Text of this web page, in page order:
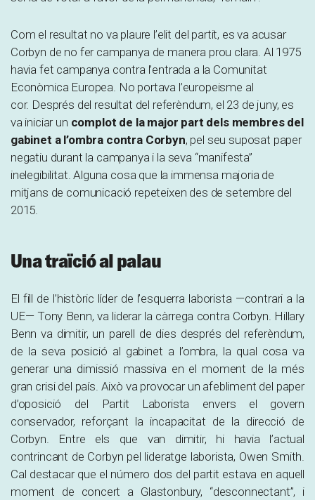
Com el resultat no va plaure l’elit del partit, es va acusar
Corbyn de no fer campanya de manera prou clara. Al 1975
havia fet campanya contra l’entrada a la Comunitat
Econòmica Europea. No portava l’europeisme al
cor. Després del resultat del referèndum, el 23 de juny, es
va iniciar un complot de la major part dels membres del
gabinet a l’ombra contra Corbyn, pel seu suposat paper
negatiu durant la campanya i la seva “manifesta”
inelegibilitat. Alguna cosa que la immensa majoria de
mitjans de comunicació repeteixen des de setembre del
2015.
Una traïció al palau
El fill de l’històric líder de l’esquerra laborista —contrari a la
UE— Tony Benn, va liderar la càrrega contra Corbyn. Hillary
Benn va dimitir, un parell de dies després del referèndum,
de la seva posició al gabinet a l’ombra, la qual cosa va
generar una dimissió massiva en el moment de la més
gran crisi del país. Això va provocar un afebliment del paper
d’oposició del Partit Laborista envers el govern
conservador, reforçant la incapacitat de la direcció de
Corbyn. Entre els que van dimitir, hi havia l’actual
contrincant de Corbyn pel lideratge laborista, Owen Smith.
Cal destacar que el número dos del partit estava en aquell
moment de concert a Glastonbury, “desconnectant”, i